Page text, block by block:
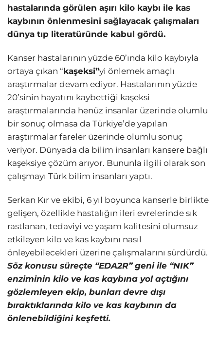
hastalarında görülen aşırı kilo kaybı ile kas
kaybının önlenmesini sağlayacak çalışmaları
dünya tıp literatüründe kabul gördü.
Kanser hastalarının yüzde 60’ında kilo kaybıyla
ortaya çıkan “kaşeksi”yi önlemek amaçlı
araştırmalar devam ediyor. Hastalarının yüzde
20’sinin hayatını kaybettiği kaşeksi
araştırmalarında henüz insanlar üzerinde olumlu
bir sonuç olmasa da Türkiye’de yapılan
araştırmalar fareler üzerinde olumlu sonuç
veriyor. Dünyada da bilim insanları kansere bağlı
kaşeksiye çözüm arıyor. Bununla ilgili olarak son
çalışmayı Türk bilim insanları yaptı.
Serkan Kır ve ekibi, 6 yıl boyunca kanserle birlikte
gelişen, özellikle hastalığın ileri evrelerinde sık
rastlanan, tedaviyi ve yaşam kalitesini olumsuz
etkileyen kilo ve kas kaybını nasıl
önleyebilecekleri üzerine çalışmalarını sürdürdü.
Söz konusu süreçte “EDA2R” geni ile “NIK”
enziminin kilo ve kas kaybına yol açtığını
gözlemleyen ekip, bunları devre dışı
bıraktıklarında kilo ve kas kaybının da
önlenebildiğini keşfetti.